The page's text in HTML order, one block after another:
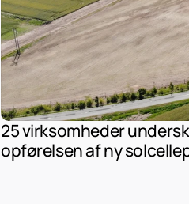
25 virksomheder
opførelsen af ny